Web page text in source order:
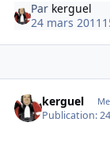
Par kerguel
24 mars 2011
kerguel
Publication: